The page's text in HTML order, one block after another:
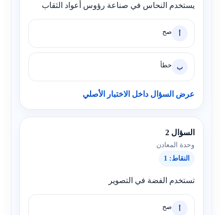
يستخدم النحاس في صناعة رؤوس أعواد الثقاب
أ صح
ب خطأ
عرض السؤال داخل الاختبار الأصلي
السؤال 2
وحدة المعادن
النقاط: 1
تستخدم الفضة في التصوير
أ صح